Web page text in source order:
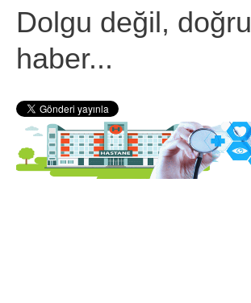
Dolgu değil, doğru
haber...